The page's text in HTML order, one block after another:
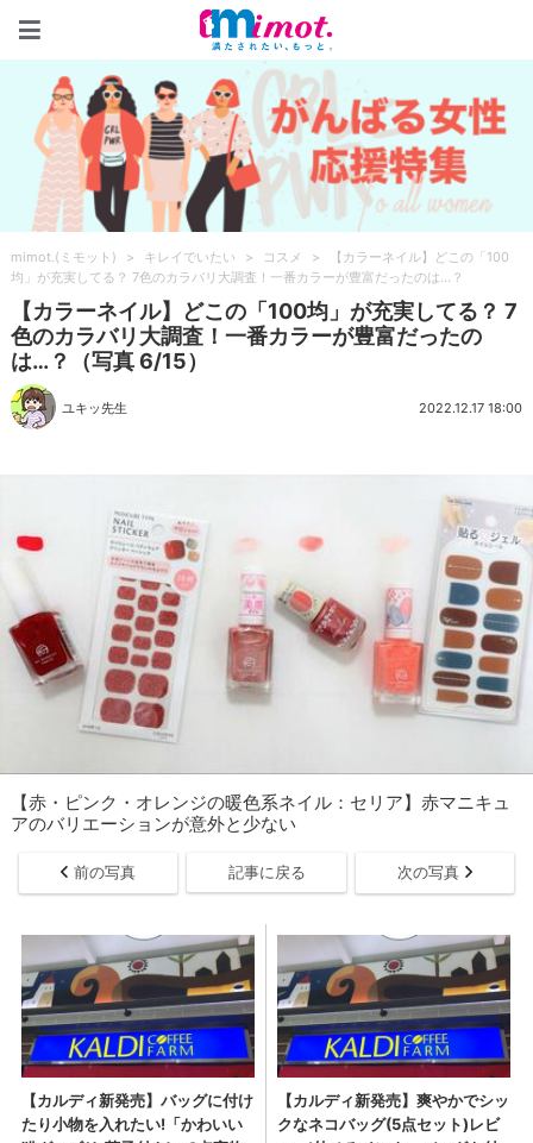
mimot.(ミモット) > キレイでいたい > コスメ >
【カラーネイル】どこの「100
均」が充実してる？ 7色のカラバリ大調査！一番カラーが豊富だったのは…？
【カラーネイル】どこの「100均」が充実してる？ 7
色のカラバリ大調査！一番カラーが豊富だったの
は…？（写真 6/15）
ユキッ先生 2022.12.17 18:00
【赤・ピンク・オレンジの暖色系ネイル：セリア】赤マニキュ
アのバリエーションが意外と少ない
前の写真 記事に戻る 次の写真